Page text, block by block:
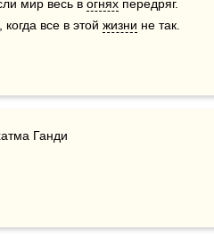
мир весь в огнях передряг.
все в этой жизни не так.
Ганди